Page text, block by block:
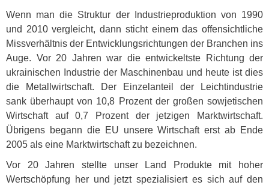
Wenn man die Struktur der Industrieproduktion von 1990
und 2010 vergleicht, dann sticht einem das offensichtliche
Missverhältnis der Entwicklungsrichtungen der Branchen ins
Auge. Vor 20 Jahren war die entwickeltste Richtung der
ukrainischen Industrie der Maschinenbau und heute ist dies
die Metallwirtschaft. Der Einzelanteil der Leichtindustrie
sank überhaupt von 10,8 Prozent der großen sowjetischen
Wirtschaft auf 0,7 Prozent der jetzigen Marktwirtschaft.
Übrigens begann die EU unsere Wirtschaft erst ab Ende
2005 als eine Marktwirtschaft zu bezeichnen.
Vor 20 Jahren stellte unser Land Produkte mit hoher
Wertschöpfung her und jetzt spezialisiert es sich auf den